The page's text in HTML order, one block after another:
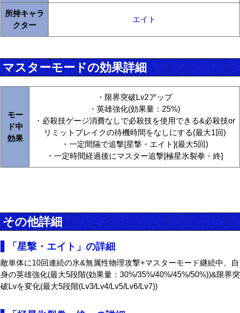
所持キャラ
クター
エイト
マスターモードの効果詳細
モー
ド中
効果
・限界突破Lv2アップ
・英雄強化(効果量：25%)
・必殺技ゲージ消費なしで必殺技を使用できる&必殺技or
リミットブレイクの待機時間をなしにする(最大1回)
・一定間隔で追撃[星撃・エイト](最大5回)
・一定時間経過後にマスター追撃[極星氷裂拳・終]
その他詳細
「星撃・エイト」の詳細
敵単体に10回連続の氷&無属性物理攻撃+マスターモード継続中、自
身の英雄強化(最大5段階(効果量：30%/35%/40%/45%/50%))&限界突
破Lvを変化(最大5段階(Lv3/Lv4/Lv5/Lv6/Lv7))